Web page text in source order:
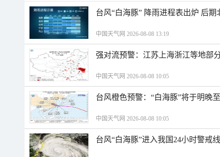
台风“白海豚” 降雨进程表出炉 后
中国天气网 2026-08-08 13:19
强对流预警：江苏上海浙江等地部
中国天气网 2026-08-08 10:05
台风橙色预警：“白海豚”将于明晚
中国天气网 2026-08-08 10:05
台风“白海豚”进入我国24小时警戒